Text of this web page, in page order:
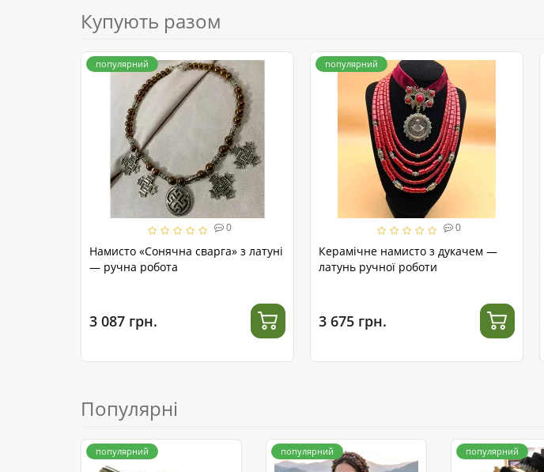
Купують разом
популярний
0
Намисто «Сонячна сварга» з латуні
— ручна робота
3 087 грн.
популярний
0
Керамічне намисто з дукачем —
латунь ручної роботи
3 675 грн.
Популярні
популярний популярний популярний